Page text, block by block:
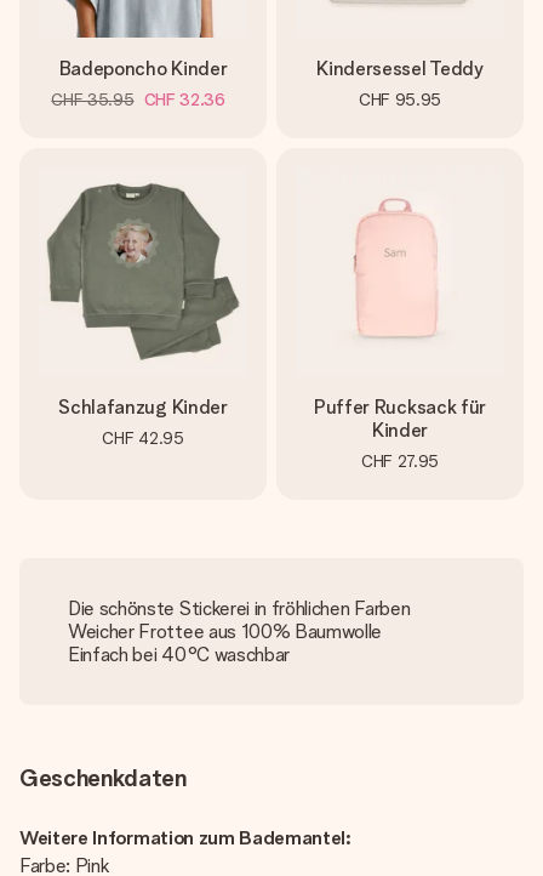
Badeponcho Kinder
CHF 35.95 CHF 32.36
Kindersessel Teddy
CHF 95.95
Schlafanzug Kinder
CHF 42.95
Puffer Rucksack für
Kinder
CHF 27.95
Die schönste Stickerei in fröhlichen Farben
Weicher Frottee aus 100% Baumwolle
Einfach bei 40°C waschbar
Geschenkdaten
Weitere Information zum Bademantel:
Farbe: Pink